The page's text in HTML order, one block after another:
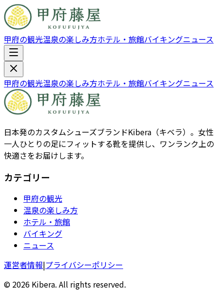
甲府の観光温泉の楽しみ方ホテル・旅館バイキングニュース
甲府の観光温泉の楽しみ方ホテル・旅館バイキングニュース
日本発のカスタムシューズブランドKibera（キベラ）。女性
一人ひとりの足にフィットする靴を提供し、ワンランク上の
快適さをお届けします。
カテゴリー
甲府の観光
温泉の楽しみ方
ホテル・旅館
バイキング
ニュース
運営者情報|プライバシーポリシー
© 2026 Kibera. All rights reserved.